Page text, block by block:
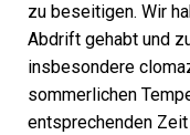
zu beseitigen. Wir
Abdrift gehabt und
insbesondere
sommerlichen
entsprechenden